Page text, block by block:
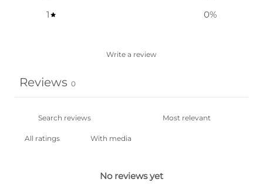
1
0%
Write a review
Reviews 0
With media
No reviews yet